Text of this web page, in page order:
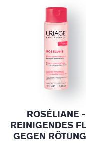
ROSÉLIANE -
REINIGENDES
GEGEN